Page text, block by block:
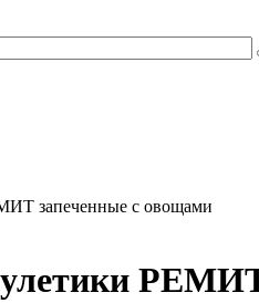
запеченные с овощами